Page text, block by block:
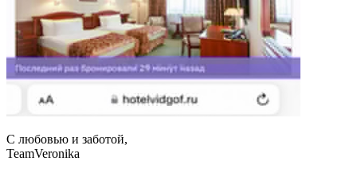
С любовью и заботой,
TeamVeronika